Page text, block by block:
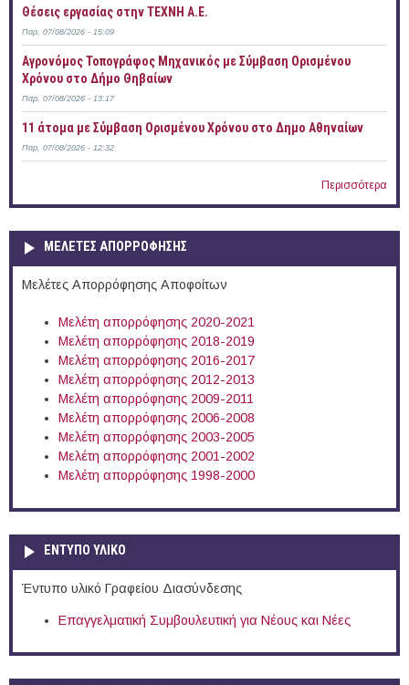
Θέσεις εργασίας στην ΤΕΧΝΗ Α.Ε.
Παρ, 07/08/2026 - 15:09
Αγρονόμος Τοπογράφος Μηχανικός με Σύμβαση Ορισμένου
Χρόνου στο Δήμο Θηβαίων
Παρ, 07/08/2026 - 13:17
11 άτομα με Σύμβαση Ορισμένου Χρόνου στο Δημο Αθηναίων
Παρ, 07/08/2026 - 12:32
Περισσότερα
ΜΕΛΕΤΕΣ ΑΠΟΡΡΟΦΗΣΗΣ
Μελέτες Απορρόφησης Αποφοίτων
Μελέτη απορρόφησης 2020-2021
Μελέτη απορρόφησης 2018-2019
Μελέτη απορρόφησης 2016-2017
Μελέτη απορρόφησης 2012-2013
Μελέτη απορρόφησης 2009-2011
Μελέτη απορρόφησης 2006-2008
Μελέτη απορρόφησης 2003-2005
Μελέτη απορρόφησης 2001-2002
Μελέτη απορρόφησης 1998-2000
ΕΝΤΥΠΟ ΥΛΙΚΟ
Έντυπο υλικό Γραφείου Διασύνδεσης
Επαγγελματική Συμβουλευτική για Νέους και Νέες